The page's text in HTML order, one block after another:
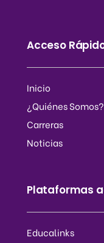
Acceso
Inicio
¿Quiénes Somos?
Carreras
Noticias
Plataformas
Educalinks